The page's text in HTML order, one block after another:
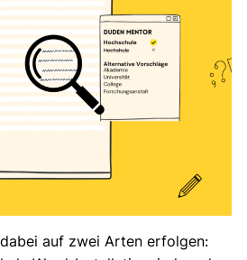
auf zwei Arten erfolgen: